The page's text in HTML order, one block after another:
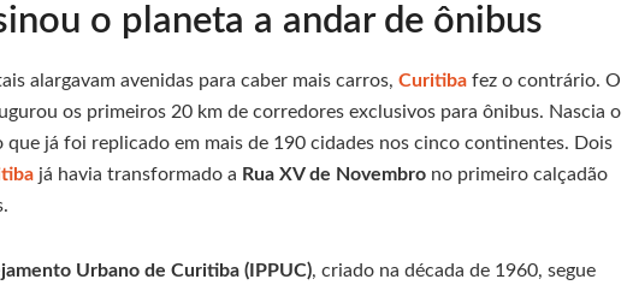
o planeta a andar de ônibus
alargavam avenidas para caber mais carros, Curitiba fez o contrário. O
os primeiros 20 km de corredores exclusivos para ônibus. Nascia o
que já foi replicado em mais de 190 cidades nos cinco continentes. Dois
já havia transformado a Rua XV de Novembro no primeiro calçadão
Urbano de Curitiba (IPPUC), criado na década de 1960, segue